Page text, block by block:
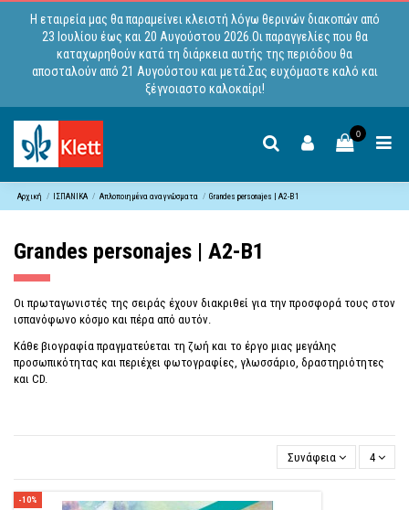
Η εταιρεία μας θα παραμείνει κλειστή λόγω θερινών διακοπών από
23 Ιουλίου έως και 20 Αυγούστου 2026.Οι παραγγελίες που θα
καταχωρηθούν κατά τη διάρκεια αυτής της περιόδου θα
αποσταλούν από 21 Αυγούστου και μετά.Σας ευχόμαστε καλό και
ξέγνοιαστο καλοκαίρι!
0
Αρχική ΙΣΠΑΝΙΚΑ Απλοποιημένα αναγνώσματα Grandes personajes | A2-B1
Grandes personajes | A2-B1
Οι πρωταγωνιστές της σειράς έχουν διακριθεί για την προσφορά τους στον
ισπανόφωνο κόσμο και πέρα από αυτόν.
Κάθε βιογραφία πραγματεύεται τη ζωή και το έργο μιας μεγάλης
προσωπικότητας και περιέχει φωτογραφίες, γλωσσάριο, δραστηριότητες
και CD.
Συνάφεια 4
-10%